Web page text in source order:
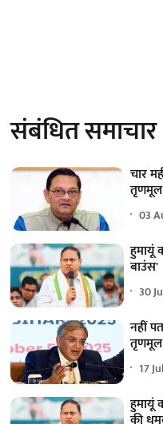
संबंधित समाचार
चार
तृणमूल
03
हुमायूं
बाउंस'
30
नहीं
तृणमूल
17
हुमायूं